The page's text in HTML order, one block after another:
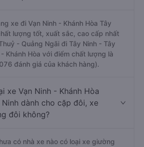
xe đi Vạn Ninh - Khánh Hòa Tây
lượng tốt, xuất sắc, cao cấp nhất
- Quảng Ngãi đi Tây Ninh - Tây
Khánh Hòa với điểm chất lượng là
đánh giá của khách hàng).
xe Vạn Ninh - Khánh Hòa
Ninh dành cho cặp đôi, xe
đôi không?
có nhà xe nào có loại xe giường